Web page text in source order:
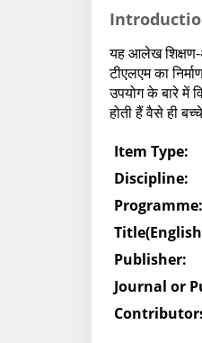
यह आलेख शिक्षण-
टीएलएम का
उपयोग के बारे में
होती हैं वैसे ही
Item Type:
Discipline:
Programme:
Publisher:
Journal or